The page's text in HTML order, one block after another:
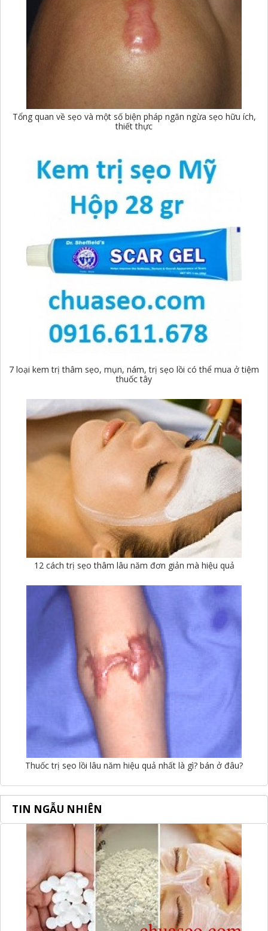
Tổng quan về sẹo và một số biện pháp ngăn ngừa sẹo hữu ích,
thiết thực
7 loại kem trị thâm sẹo, mụn, nám, trị sẹo lồi có thể mua ở tiệm
thuốc tây
12 cách trị sẹo thâm lâu năm đơn giản mà hiệu quả
Thuốc trị sẹo lồi lâu năm hiệu quả nhất là gì? bán ở đâu?
TIN NGẪU NHIÊN